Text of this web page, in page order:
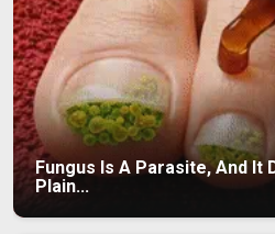
Fungus Is A Parasite, And It
Plain...